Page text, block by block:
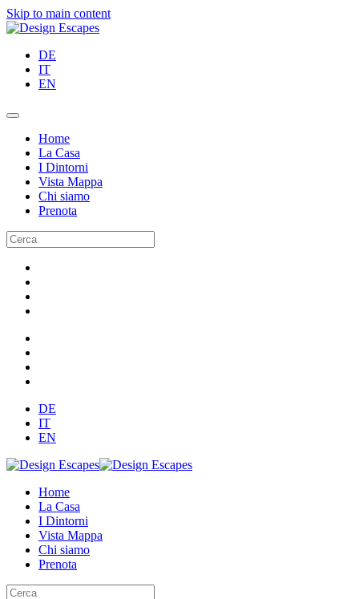
Skip to main content
DE
IT
EN
Home
La Casa
I Dintorni
Vista Mappa
Chi siamo
Prenota
DE
IT
EN
Home
La Casa
I Dintorni
Vista Mappa
Chi siamo
Prenota